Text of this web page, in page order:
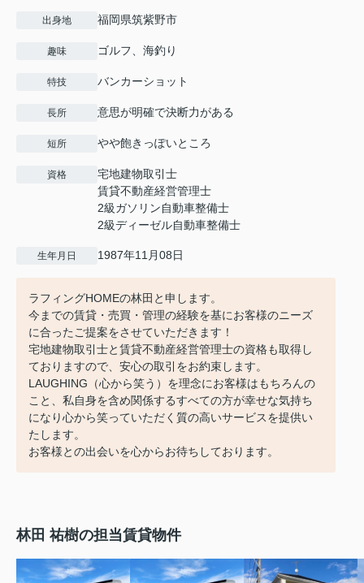
出身地 福岡県筑紫野市
趣味 ゴルフ、海釣り
特技 バンカーショット
長所 意思が明確で決断力がある
短所 やや飽きっぽいところ
資格
宅地建物取引士
賃貸不動産経営管理士
2級ガソリン自動車整備士
2級ディーゼル自動車整備士
生年月日 1987年11月08日
ラフィングHOMEの林田と申します。
今までの賃貸・売買・管理の経験を基にお客様のニーズ
に合ったご提案をさせていただきます！
宅地建物取引士と賃貸不動産経営管理士の資格も取得し
ておりますので、安心の取引をお約束します。
LAUGHING（心から笑う）を理念にお客様はもちろんの
こと、私自身を含め関係するすべての方が幸せな気持ち
になり心から笑っていただく質の高いサービスを提供い
たします。
お客様との出会いを心からお待ちしております。
林田 祐樹の担当賃貸物件